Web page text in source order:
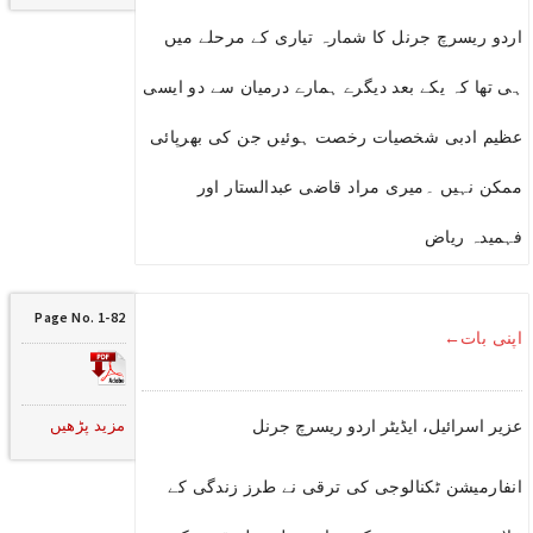
اردو ریسرچ جرنل کا شمارہ تیاری کے مرحلے میں
ہی تھا کہ یکے بعد دیگرے ہمارے درمیان سے دو ایسی
عظیم ادبی شخصیات رخصت ہوئیں جن کی بھرپائی
ممکن نہیں ۔میری مراد قاضی عبدالستار اور
فہمیدہ ریاض
اپنی بات←
عزیر اسرائیل، ایڈیٹر اردو ریسرچ جرنل
انفارمیشن ٹکنالوجی کی ترقی نے طرز زندگی کے
Page No. 1-82
مزید پڑھیں